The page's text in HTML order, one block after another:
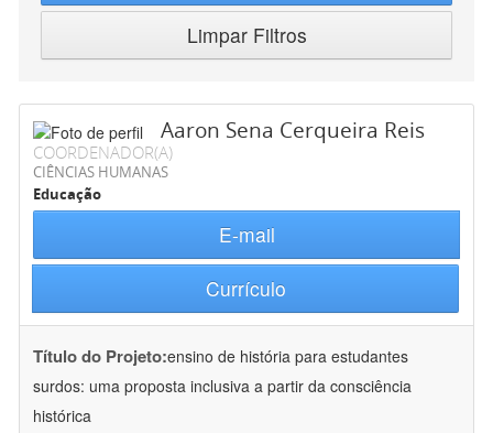
Limpar Filtros
Aaron Sena Cerqueira Reis
COORDENADOR(A)
CIÊNCIAS HUMANAS
Educação
E-mail
Currículo
Título do Projeto:ensino de história para estudantes
surdos: uma proposta inclusiva a partir da consciência
histórica